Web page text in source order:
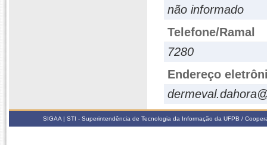
não informado
Telefone/Ramal
7280
Endereço
SIGAA | STI - Superintendência de Tecnologia da Informação da UFPB /